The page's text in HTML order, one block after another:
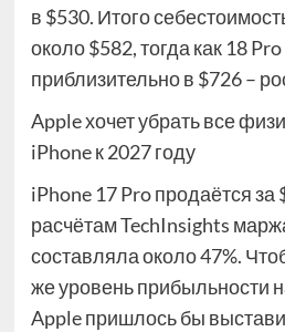
в $530. Итого
около $582, тогда как 18
приблизительно в $726 –
Apple хочет убрать все
iPhone к 2027 году
iPhone 17 Pro продаётся за
расчётам TechInsights
составляла около 47%.
же уровень прибыльности
Apple пришлось бы